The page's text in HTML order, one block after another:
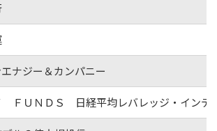
ナジー＆カンパニー
ＦＵＮＤＳ 日経平均レバレッジ・インデ